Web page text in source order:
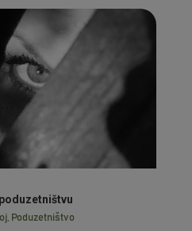
, Poduzetništvo